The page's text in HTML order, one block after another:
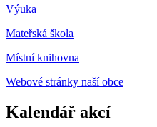
Výuka
Mateřská škola
Místní knihovna
Webové stránky naší obce
Kalendář akcí